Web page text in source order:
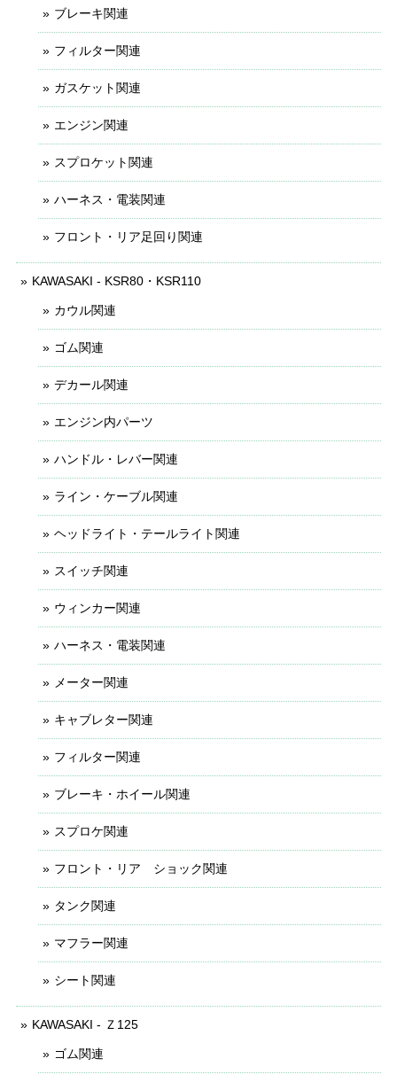
ブレーキ関連
フィルター関連
ガスケット関連
エンジン関連
スプロケット関連
ハーネス・電装関連
フロント・リア足回り関連
KAWASAKI - KSR80・KSR110
カウル関連
ゴム関連
デカール関連
エンジン内パーツ
ハンドル・レバー関連
ライン・ケーブル関連
ヘッドライト・テールライト関連
スイッチ関連
ウィンカー関連
ハーネス・電装関連
メーター関連
キャブレター関連
フィルター関連
ブレーキ・ホイール関連
スプロケ関連
フロント・リア ショック関連
タンク関連
マフラー関連
シート関連
KAWASAKI - Ｚ125
ゴム関連